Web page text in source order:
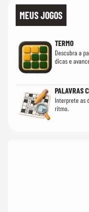
MEUS JOGOS
TERMO
Descubra a
dicas e
PALAVRAS
Interprete as
ritmo.